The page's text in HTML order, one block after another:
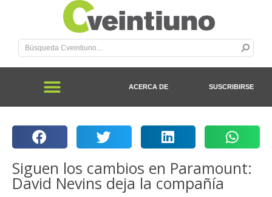
ACERCA DE SUSCRIBIRSE
Siguen los cambios en Paramount:
David Nevins deja la compañía